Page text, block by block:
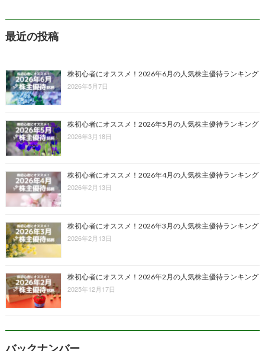
最近の投稿
株初心者にオススメ！2026年6月の人気株主優待ランキング
2026年5月7日
株初心者にオススメ！2026年5月の人気株主優待ランキング
2026年3月18日
株初心者にオススメ！2026年4月の人気株主優待ランキング
2026年2月13日
株初心者にオススメ！2026年3月の人気株主優待ランキング
2026年2月13日
株初心者にオススメ！2026年2月の人気株主優待ランキング
2025年12月17日
バックナンバー